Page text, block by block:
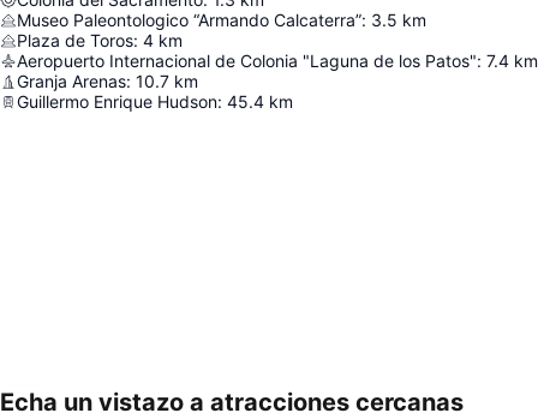
Museo Paleontologico “Armando Calcaterra”: 3.5 km
Plaza de Toros: 4 km
Aeropuerto Internacional de Colonia "Laguna de los Patos": 7.4 km
Granja Arenas: 10.7 km
Guillermo Enrique Hudson: 45.4 km
Echa un vistazo a atracciones cercanas